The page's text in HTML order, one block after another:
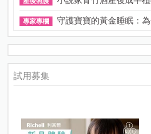
專家專欄 守護寶寶的黃金睡眠：為
試用募集